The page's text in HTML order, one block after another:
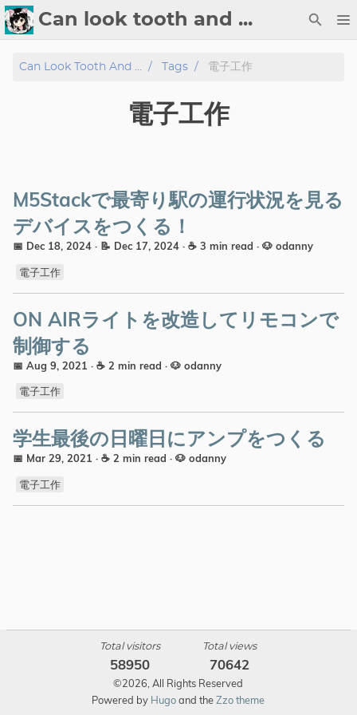
Can look tooth and ...
About
Tags
Can Look Tooth And ... Tags 電子工作
電子工作
M5Stackで最寄り駅の運行状況を見る
デバイスをつくる！
📅 Dec 18, 2024 · 📝 Dec 17, 2024 · ☕ 3 min read · 🐶 odanny
電子工作
ON AIRライトを改造してリモコンで
制御する
📅 Aug 9, 2021 · ☕ 2 min read · 🐶 odanny
電子工作
学生最後の日曜日にアンプをつくる
📅 Mar 29, 2021 · ☕ 2 min read · 🐶 odanny
電子工作
Total visitors
58950
Total views
70642
©2026, All Rights Reserved
Powered by Hugoand theZzo theme